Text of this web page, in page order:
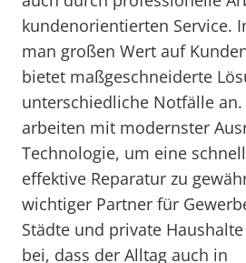
kundenorientierten Service.
man großen Wert auf
bietet maßgeschneiderte
unterschiedliche Notfälle an.
arbeiten mit modernster
Technologie, um eine
effektive Reparatur zu
wichtiger Partner für
Städte und private
bei, dass der Alltag auch in